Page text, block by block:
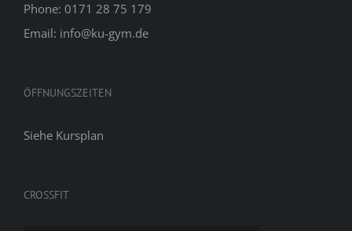
Phone: 0171 28 75 179
Email: info@ku-gym.de
ÖFFNUNGSZEITEN
Siehe Kursplan
CROSSFIT